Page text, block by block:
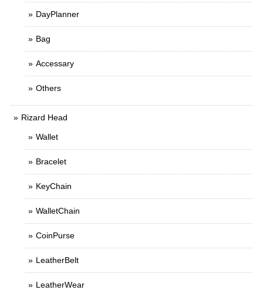
DayPlanner
Bag
Accessary
Others
Rizard Head
Wallet
Bracelet
KeyChain
WalletChain
CoinPurse
LeatherBelt
LeatherWear